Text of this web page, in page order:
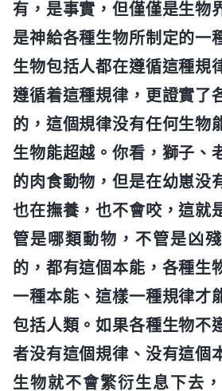
有，是事實，但僅僅是生物
是神給各種生物所制定的一
生物包括人都在遵循這種規
遵循着這種規律，更證實了
的，這個規律没有任何生物
生物能超越。你看，獅子、
的肉食動物，但是在幼崽没
也在撫養，也不會咬，這就
管是哪類動物，不管是凶
的，都有這個本能，各種生
一種本能、這樣一種規律才
包括人類。如果各種生物不
者没有這個規律、没有這個
生物就不會繁衍生息下去